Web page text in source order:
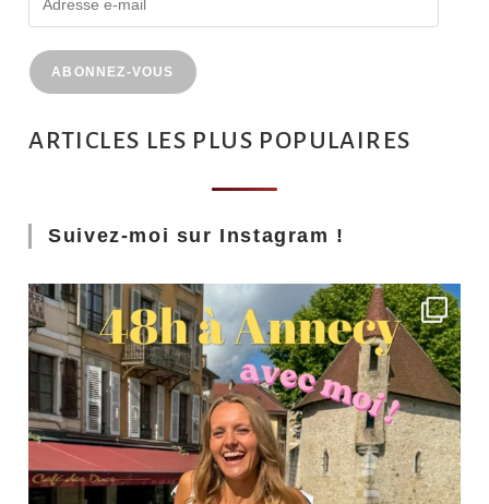
ABONNEZ-VOUS
ARTICLES LES PLUS POPULAIRES
Suivez-moi sur Instagram !